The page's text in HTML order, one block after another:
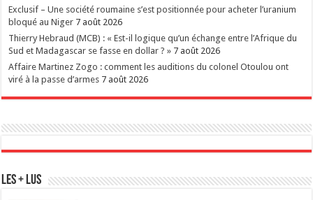
Exclusif – Une société roumaine s’est positionnée pour acheter l’uranium
bloqué au Niger 7 août 2026
Thierry Hebraud (MCB) : « Est-il logique qu’un échange entre l’Afrique du
Sud et Madagascar se fasse en dollar ? » 7 août 2026
Affaire Martinez Zogo : comment les auditions du colonel Otoulou ont
viré à la passe d’armes 7 août 2026
Les + Lus